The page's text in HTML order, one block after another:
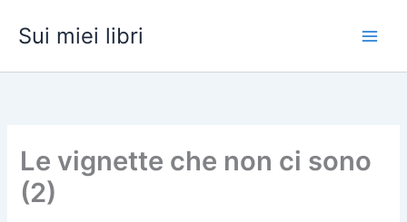
Sui miei libri
Le vignette che non ci sono
(2)